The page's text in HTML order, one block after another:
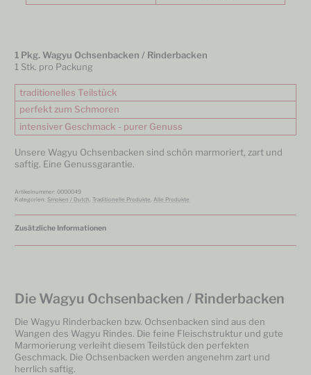
1 Pkg. Wagyu Ochsenbacken / Rinderbacken
1 Stk. pro Packung
traditionelles Teilstück
perfekt zum Schmoren
intensiver Geschmack - purer Genuss
Unsere Wagyu Ochsenbacken sind schön marmoriert, zart und
saftig. Eine Genussgarantie.
Artikelnummer: 0000049
Kategorien: Smoken / Dutch, Traditionelle Produkte, Alle Produkte
Zusätzliche Informationen
Die Wagyu Ochsenbacken / Rinderbacken
Die Wagyu Rinderbacken bzw. Ochsenbacken sind aus den
Wangen des Wagyu Rindes. Die feine Fleischstruktur und gute
Marmorierung verleiht diesem Teilstück den perfekten
Geschmack. Die Ochsenbacken werden angenehm zart und
herrlich saftig.